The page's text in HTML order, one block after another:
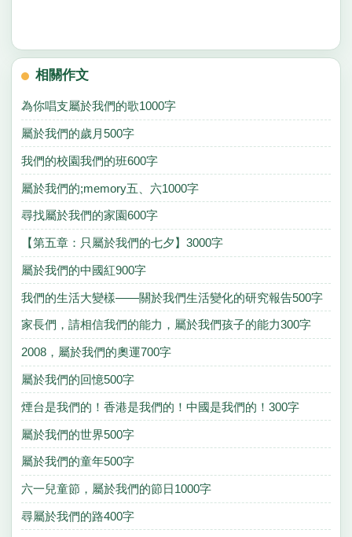
相關作文
為你唱支屬於我們的歌1000字
屬於我們的歲月500字
我們的校園我們的班600字
屬於我們的;memory五、六1000字
尋找屬於我們的家園600字
【第五章：只屬於我們的七夕】3000字
屬於我們的中國紅900字
我們的生活大變樣——關於我們生活變化的研究報告500字
家長們，請相信我們的能力，屬於我們孩子的能力300字
2008，屬於我們的奧運700字
屬於我們的回憶500字
煙台是我們的！香港是我們的！中國是我們的！300字
屬於我們的世界500字
屬於我們的童年500字
六一兒童節，屬於我們的節日1000字
尋屬於我們的路400字